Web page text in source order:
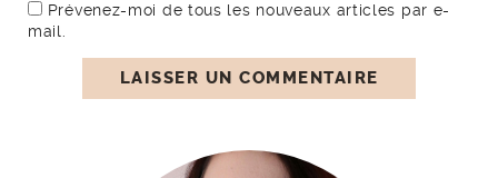
Prévenez-moi de tous les nouveaux articles par e-
mail.